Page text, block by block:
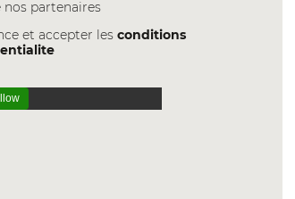
partenaires
et accepter lesconditions